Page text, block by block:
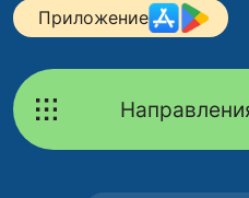
Приложение